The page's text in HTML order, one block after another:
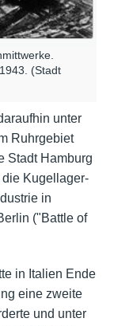
(Stadt
unter
Ruhrgebiet
Stadt Hamburg
die Kugellager-
in
("Battle of
in Italien Ende
eine zweite
und unter